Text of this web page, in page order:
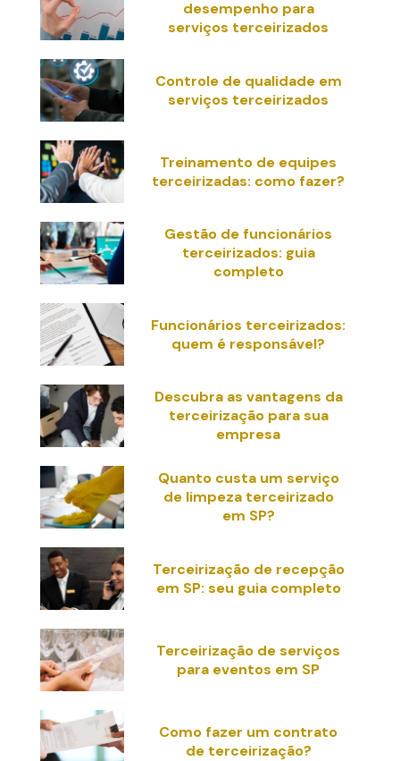
desempenho para
serviços terceirizados
Controle de qualidade em
serviços terceirizados
Treinamento de equipes
terceirizadas: como fazer?
Gestão de funcionários
terceirizados: guia
completo
Funcionários terceirizados:
quem é responsável?
Descubra as vantagens da
terceirização para sua
empresa
Quanto custa um serviço
de limpeza terceirizado
em SP?
Terceirização de recepção
em SP: seu guia completo
Terceirização de serviços
para eventos em SP
Como fazer um contrato
de terceirização?